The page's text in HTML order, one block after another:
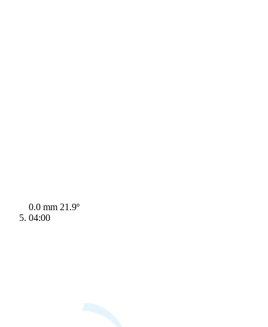
0.0 mm 21.9º
04:00